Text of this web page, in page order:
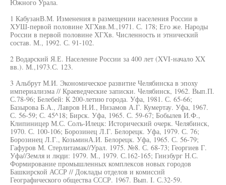
Южного Урала.
1 КабузанВ.М. Изменения в размещении населения России в
ХУШ-первой половине ХГХвв.М.,1971. С. 178; Его же. Народы
России в первой половине ХГХв. Численность и этнический
состав. М., 1992. С. 91-102.
2 Водарский Я.Е. Население России за 400 лет (XVI-начало XX
вв.). М.,1973.С. 123.
3 Альбрут М.И. Экономическое развитие Челябинска в эпоху
империализма // Краеведческие записки. Челябинск, 1962. Вып.П.
С.78-96; Белебей: К 200-летию города. Уфа, 1981. С. 65-66;
Базырова Б.А., Лавров Н.И., Низамов А.Г. Кумертау. Уфа, 1967.
С. 56-59; С. 45^18; Бирск. Уфа, 1965. С. 59-67; Бобылев И.Ф.,
Клипиницер М.С. Солъ-Илецк: Исторический очерк. Челябинск,
1970. С. 100-106; Борозинец Л.Г. Белорецк. Уфа, 1979. С. 76;
Борозинец Л.Г., КозьминА.И. Белорецк. Уфа, 1965. С. 56-79;
Гафуров М. Стерлитамак//Урал. 1975. №8. С. 68-73; Георгиев Г.
Уфа//Земля и люди: 1979. М., 1979. С.162-165; Гинзбург Н.С.
Формирование промышленных комплексов новых городов
Башкирской АССР // Доклады отделов и комиссий
Географического общества СССР. 1967. Вып. I. С.32-59.